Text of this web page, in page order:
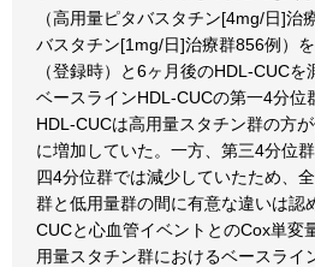
（高用量ピタバスタチン[4mg/日]治
バスタチン[1mg/日]治療群856例）
（登録時）と6ヶ月後のHDL-CUCを
ベースラインHDL-CUCの第一4分位
HDL-CUCは高用量スタチン群の方
に増加していた。一方、第三4分位
四4分位群では減少していたため、
群と低用量群の間に有意な違いは認
CUCと心血管イベントとのCox単変
用量スタチン群におけるベースライ